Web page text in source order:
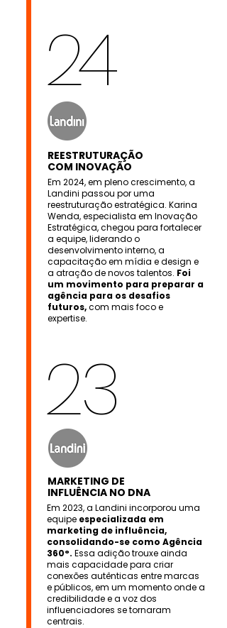
24
REESTRUTURAÇÃO
COM INOVAÇÃO
Em 2024, em pleno crescimento, a
Landini passou por uma
reestruturação estratégica. Karina
Wenda, especialista em Inovação
Estratégica, chegou para fortalecer
a equipe, liderando o
desenvolvimento interno, a
capacitação em mídia e design e
a atração de novos talentos. Foi
um movimento para preparar a
agência para os desafios
futuros,com mais foco e
expertise.
23
MARKETING DE
INFLUÊNCIA NO DNA
Em 2023, a Landini incorporou uma
equipe especializada em
marketing de influência,
consolidando-se como Agência
360°. Essa adição trouxe ainda
mais capacidade para criar
conexões autênticas entre marcas
e públicos, em um momento onde a
credibilidade e a voz dos
influenciadores se tornaram
centrais.